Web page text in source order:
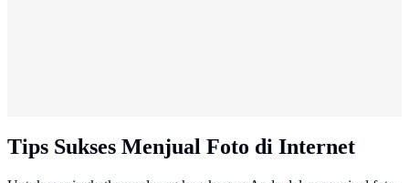
Tips Sukses Menjual Foto di Internet